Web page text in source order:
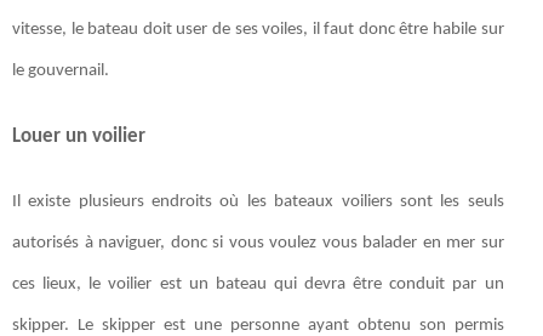
vitesse, le bateau doit user de ses voiles, il faut donc être habile sur
le gouvernail.
Louer un voilier
Il existe plusieurs endroits où les bateaux voiliers sont les seuls
autorisés à naviguer, donc si vous voulez vous balader en mer sur
ces lieux, le voilier est un bateau qui devra être conduit par un
skipper. Le skipper est une personne ayant obtenu son permis